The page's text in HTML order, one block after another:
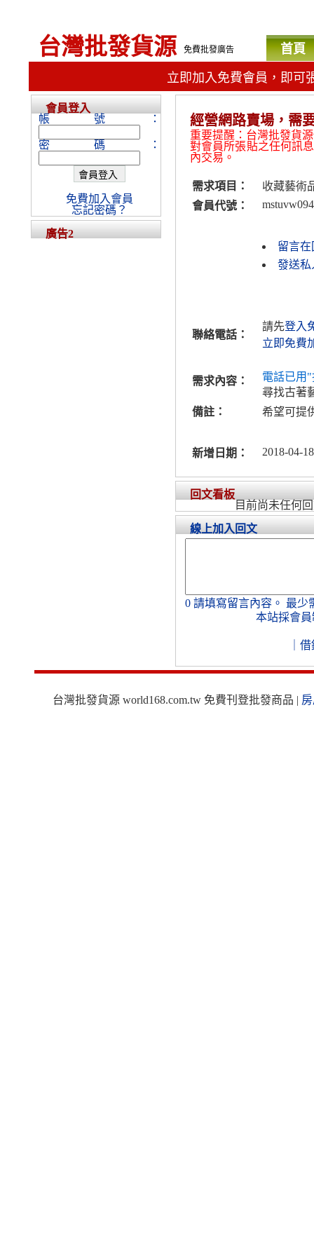
台灣批發貨源 免費批發廣告 首頁
立即加入免費會員，即可
經營網路賣場，需
重要提醒：台灣批發貨
對會員所張貼之任何訊
內交易。
需求項目：
收藏藝術
會員代號：
留言
發送私
聯絡電話：
請先登入
立即免費
需求內容：
電話已用
尋找古著
備註：
希望可提
新增日期： 2018-04-
回文看板
目前尚未任何
線上加入回文
0 請填寫留言內容。 最少
本站採會員
借
會員登入
帳號：
密碼：
免費加入會員
忘記密碼？
廣告2
台灣批發貨源 world168.com.tw 免費刊登批發商品 |